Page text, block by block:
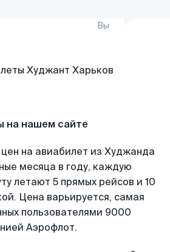
Вы
на нашем сайте
на авиабилет из Худжанда
месяца в году, каждую
летают 5 прямых рейсов и 10
Цена варьируется, самая
пользователями 9000
Аэрофлот.